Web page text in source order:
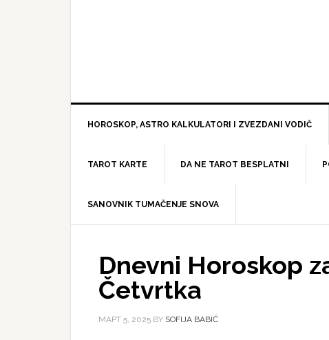
HOROSKOP, ASTRO KALKULATORI I ZVEZDANI VODIČ
TAROT KARTE DA NE TAROT BESPLATNI
SANOVNIK TUMAČENJE SNOVA
Dnevni Horoskop
Četvrtka
МАРТ 5, 2025 BY SOFIJA BABIĆ